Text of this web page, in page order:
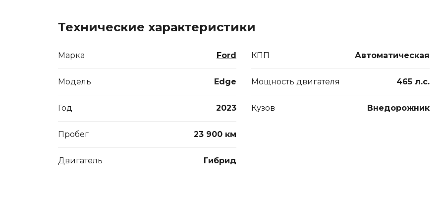
Технические характеристики
Марка Ford
Модель Edge
Год 2023
Пробег 23 900 км
Двигатель Гибрид
КПП Автоматическая
Мощность двигателя 465 л.с.
Кузов Внедорожник